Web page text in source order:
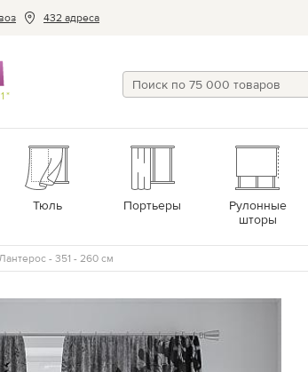
432 адреса
Тюль Портьеры
Рулонные
шторы
- 351 - 260 см